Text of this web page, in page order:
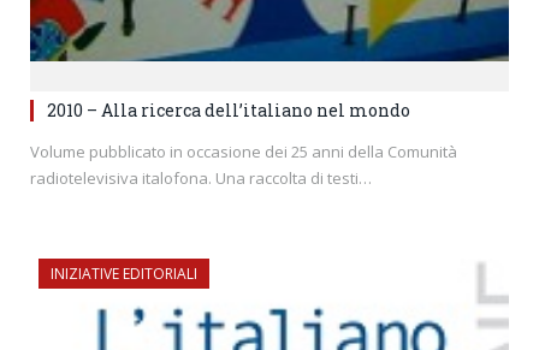
2010 – Alla ricerca dell’italiano nel mondo
Volume pubblicato in occasione dei 25 anni della Comunità
radiotelevisiva italofona. Una raccolta di testi…
INIZIATIVE EDITORIALI